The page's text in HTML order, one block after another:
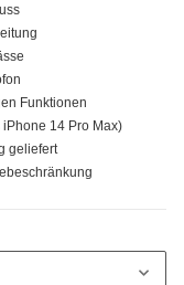
Funktionen
14 Pro Max)
geliefert